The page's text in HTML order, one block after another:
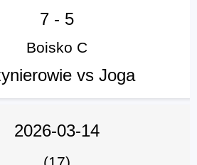
7 - 5
Boisko C
vs Joga
2026-03-14
(17)